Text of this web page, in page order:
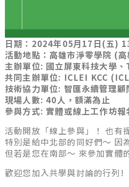
日期：2024年05月17日(五)
活動地點：高雄市淨零學院 (
主辦單位: 國立屏東科技大學
共同主辦單位: ICLEI KCC
技術協力單位: 智匯永續管理顧
現場人數: 40人，額滿為止
參與方式: 實體或線上工作坊報
活動開放「線上參與」！ 也有
特別是給中北部的同好們～ 因
但若是您在南部～ 來參加實體
歡迎您加入共學與討論的行列!